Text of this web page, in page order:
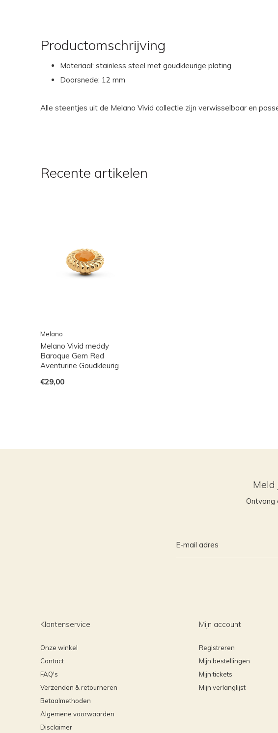
Productomschrijving
Materiaal: stainless steel met goudkleurige plating
Doorsnede: 12 mm
Alle steentjes uit de Melano Vivid collectie zijn verwisselbaar en
Recente artikelen
Melano
Melano Vivid meddy
Baroque Gem Red
Aventurine Goudkleurig
€29,00
Meld
Ontvang
Klantenservice
Onze winkel
Contact
FAQ's
Verzenden & retourneren
Betaalmethoden
Algemene voorwaarden
Disclaimer
Mijn account
Registreren
Mijn bestellingen
Mijn tickets
Mijn verlanglijst